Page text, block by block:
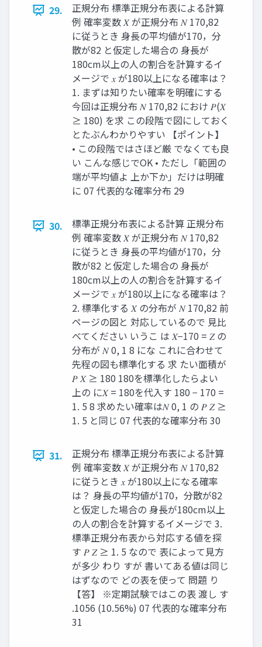
29.
正規分布 標準正規分布表による計算
例 確率変数 𝑋 が正規分布 𝑁 170,82
に従うとき 身長の平均値が170，分
散が82 と仮定した場合の 身長が
180cm以上の人の割合を計算するイ
メージで 𝑥 が180以上になる確率は？
1. まずは知りたい確率を明確にする
今回は正規分布 𝑁 170,82 におけ 𝑃(𝑋
≥ 180) を求 この段階で図にしておく
とたぶんわかりやすい 【ポイント】
• この段階ではさほど厳 でなくても良
い こんな感じでOK • ただし「範囲の
端が平均値よ 上か下か」だけは明確
に 07 代表的な確率分布 29
30.
標準正規分布表による計算 正規分布
例 確率変数 𝑋 が正規分布 𝑁 170,82
に従うとき 身長の平均値が170，分
散が82 と仮定した場合の 身長が
180cm以上の人の割合を計算するイ
メージで 𝑥 が180以上になる確率は？
2. 標準化する 𝑋 の分布が 𝑁 170,82 前
ページの図と 対応しているので 見比
べてください いうこ は 𝑋−170 = 𝑍 の
分布が 𝑁 0, 1 8 にな これに合わせて
先程の図も標準化する 求 たい面積が
𝑃 𝑋 ≥ 180 180を標準化したらよい
上の に𝑋 = 180を代入す 180 − 170 =
1. 5 8 求めたい確率は𝑁 0, 1 の 𝑃 𝑍 ≥
1. 5 と同じ 07 代表的な確率分布 30
31.
正規分布 標準正規分布表による計算
例 確率変数 𝑋 が正規分布 𝑁 170,82
に従うとき 𝑥 が180以上になる確率
は？ 身長の平均値が170，分散が82
と仮定した場合の 身長が180cm以上
の人の割合を計算するイメージで 3.
標準正規分布表から対応する値を探
す 𝑃 𝑍 ≥ 1. 5 なので 表によって見方
が多少 わり すが 書いてある値は同じ
はずなので どの表を使って 問題 り
【答】 ※定期試験ではこの表 渡し す
.1056 (10.56%) 07 代表的な確率分布
31